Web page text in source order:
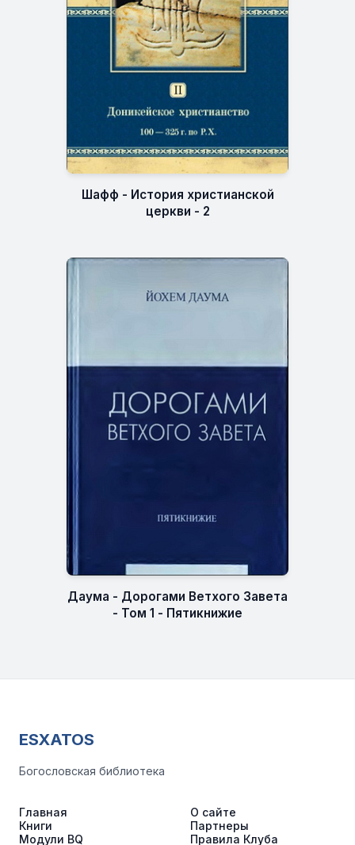
Шафф - История христианской
церкви - 2
Даума - Дорогами Ветхого Завета
- Том 1 - Пятикнижие
ESXATOS
Богословская библиотека
Главная
Книги
Модули BQ
О сайте
Партнеры
Правила Клуба